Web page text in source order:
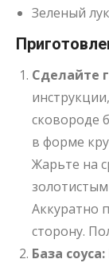
Зеленый
Сделайте
сковороде
в форме
Жарьте на
Аккуратно
сторону.
База соуса: